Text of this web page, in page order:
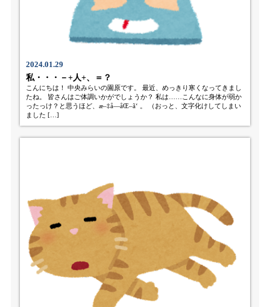
2024.01.29
私・・・－+人+、＝？
こんにちは！ 中央みらいの園原です。 最近、めっきり寒くなってきまし
たね。 皆さんはご体調いかがでしょうか？ 私は……こんなに身体が弱か
ったっけ？と思うほど、æ–‡å­—åŒ–ã‘ 。 （おっと、文字化けしてしまい
ました […]